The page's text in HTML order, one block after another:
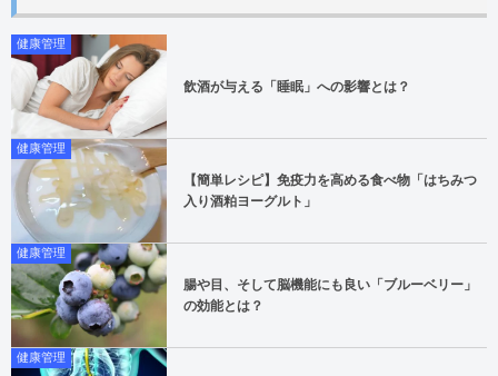
健康管理
飲酒が与える「睡眠」への影響とは？
健康管理
【簡単レシピ】免疫力を高める食べ物「はちみつ
入り酒粕ヨーグルト」
健康管理
腸や目、そして脳機能にも良い「ブルーベリー」
の効能とは？
健康管理